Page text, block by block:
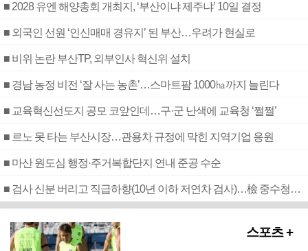
■ 2028 유엔 해양총회 개최지, ‘부산이냐 제주냐’ 10일 결정
■ 외국인 선원 ‘인신매매 경유지’ 된 부산…우려가 현실로
■ 비위 논란 부산TP, 외부인사 혁신위 설치
■ 경남 농정 비전 ‘잘 사는 농촌’…스마트팜 1000㏊까지 늘린다
■ 교육혁신선도지 공모 코앞인데…구·군 난색에 교육청 ‘쩔쩔’
■ 르노 못 타는 부산시장…관용차 규정에 막힌 지역기업 응원
■ 마산 원도심 행정·주거복합단지 연내 준공 수순
■ 검사 신분 버리고 직급하향(10년 이하 저연차 검사)…檢 중수청행 기피
스포츠 +